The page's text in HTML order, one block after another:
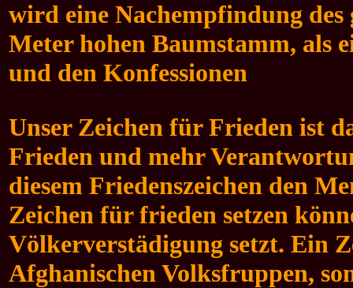
wird eine Nachempfindung
Meter hohen Baumstamm, als
und den Konfessionen
Unser Zeichen für Frieden ist
Frieden und mehr
diesem Friedenszeichen den
Zeichen für frieden setzen
Völkerverstädigung setzt. Ein
Afghanischen Volksfruppen,